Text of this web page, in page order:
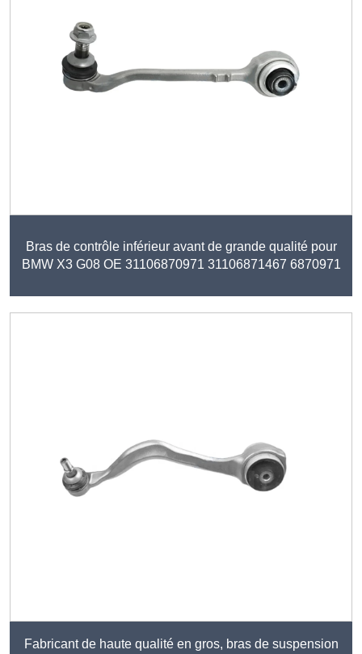
Bras de contrôle inférieur avant de grande qualité pour
BMW X3 G08 OE 31106870971 31106871467 6870971
Fabricant de haute qualité en gros, bras de suspension